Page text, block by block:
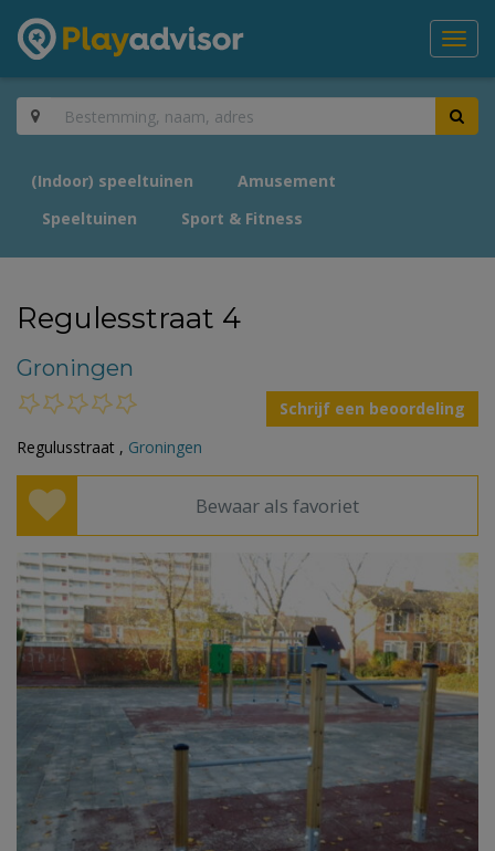
(Indoor) speeltuinen
Amusement
Speeltuinen
Sport & Fitness
Regulesstraat 4
Groningen
Schrijf een beoordeling
Regulusstraat , Groningen
Bewaar als favoriet